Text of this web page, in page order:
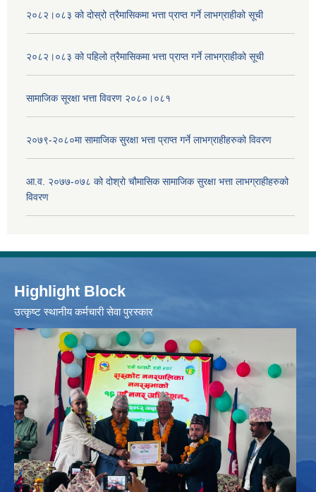
२०८२।०८३ को दोस्रो त्रैमासिकमा भत्ता प्राप्‍त गर्ने लाभग्राहीको सूची
२०८२।०८३ को पहिलो त्रैमासिकमा भत्ता प्राप्‍त गर्ने लाभग्राहीको सूची
सामाजिक सूरक्षा भत्ता विवरण २०८०।०८१
२०७९-२०८०मा सामाजिक सुरक्षा भत्ता प्राप्त गर्ने लाभग्राहीहरुको विवरण
आ.व. २०७७-०७८ को दोश्रो चौमासिक सामाजिक सुरक्षा भत्ता लाभग्राहीहरुको
विवरण
Highlight Block
उत्‍कृष्ट स्थानीय कर्मचारी सेवा पुरस्कार